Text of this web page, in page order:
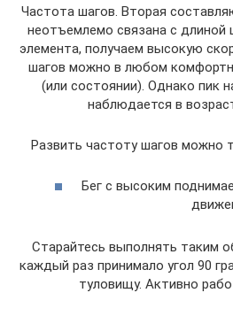
Частота шагов. Вторая
неотъемлемо связана с длиной
элемента, получаем высокую
шагов можно в любом
(или состоянии). Однако пик
наблюдается в
Развить частоту шагов можно
Бег с высоким
Старайтесь выполнять таким
каждый раз принимало угол 90
туловищу. Активно